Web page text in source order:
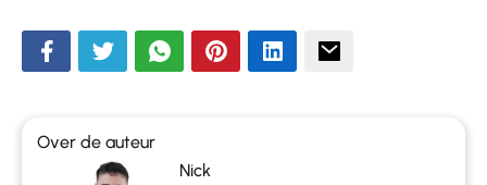
Over de auteur
Nick